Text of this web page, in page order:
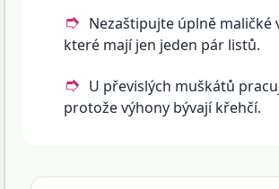
Nezaštipujte úplně maličké
které mají jen jeden pár listů.
U převislých muškátů
protože výhony bývají křehčí.